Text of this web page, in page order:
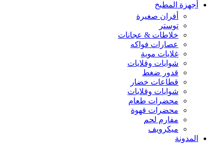
أجهزة المطبخ
أفران صغيرة
توستر
خلاطات & عجانات
عصارات فواكه
غلايات موية
شوايات وقلايات
قدور ضغط
قطاعات خضار
شوايات وقلايات
محضرات طعام
محضرات قهوة
مفارم لحم
ميكرويف
المدونة